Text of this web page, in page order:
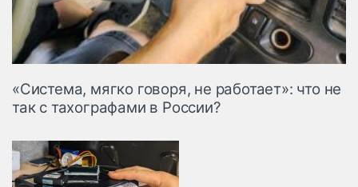
«Система, мягко говоря, не работает»: что не
так с тахографами в России?